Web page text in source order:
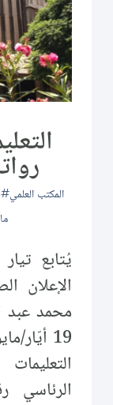
المكتب العلمي
يُتابع
الإعلان
محمد عبد